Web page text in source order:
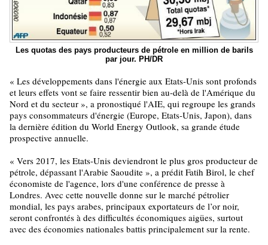
Les quotas des pays producteurs de pétrole en million de barils
par jour. PH/DR
« Les développements dans l'énergie aux Etats-Unis sont profonds
et leurs effets vont se faire ressentir bien au-delà de l'Amérique du
Nord et du secteur », a pronostiqué l'AIE, qui regroupe les grands
pays consommateurs d'énergie (Europe, Etats-Unis, Japon), dans
la dernière édition du World Energy Outlook, sa grande étude
prospective annuelle.
« Vers 2017, les Etats-Unis deviendront le plus gros producteur de
pétrole, dépassant l'Arabie Saoudite », a prédit Fatih Birol, le chef
économiste de l'agence, lors d'une conférence de presse à
Londres. Avec cette nouvelle donne sur le marché pétrolier
mondial, les pays arabes, principaux exportateurs de l’or noir,
seront confrontés à des difficultés économiques aigües, surtout
avec des économies nationales battis principalement sur la rente.